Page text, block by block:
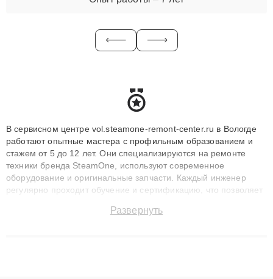
В сервисном центре vol.steamone-remont-center.ru в Вологде
работают опытные мастера с профильным образованием и
стажем от 5 до 12 лет. Они специализируются на ремонте
техники бренда SteamOne, используют современное
оборудование и оригинальные запчасти. Каждый инженер
регулярно проходит обучение и сертификацию, что позволяет
технику с сохранением гарантии до 3 лет. Наши мастера
Развернуть